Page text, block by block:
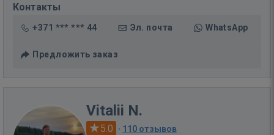
Контакты
+371 *** *** 44 Эл. почта WhatsApp
Предложить заказ
Vitalii N.
5.0 · 110 отзывов